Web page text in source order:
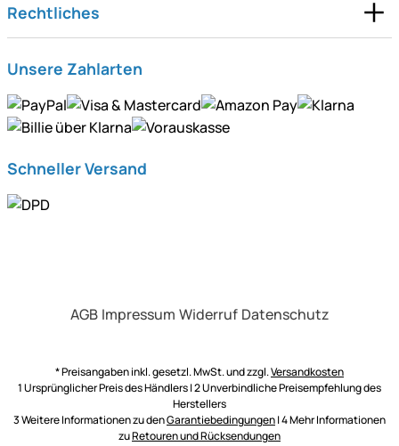
Rechtliches
Unsere Zahlarten
Schneller Versand
AGB Impressum Widerruf Datenschutz
* Preisangaben inkl. gesetzl. MwSt. und zzgl.Versandkosten
1 Ursprünglicher Preis des Händlers | 2 Unverbindliche Preisempfehlung des
Herstellers
3 Weitere Informationen zu denGarantiebedingungen| 4 Mehr Informationen
zuRetouren und Rücksendungen